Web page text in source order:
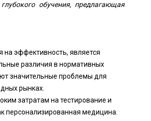
обучения, предлагающая
эффективность, является
различия в нормативных
значительные проблемы для
рынках.
затратам на тестирование и
персонализированная медицина.